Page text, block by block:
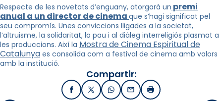
Respecte de les novetats d’enguany, atorgarà un premi
anual a un director de cinema que s’hagi significat pel
seu compromís. Unes conviccions lligades a la societat,
l’altruisme, la solidaritat, la pau i al diàleg interreligiós plasmat a
les produccions. Així la Mostra de Cinema Espiritual de
Catalunya es consolida com a festival de cinema amb valors
amb la institució.
Compartir:
FacebookX / TwitterWhatsApp
EmailImprimir